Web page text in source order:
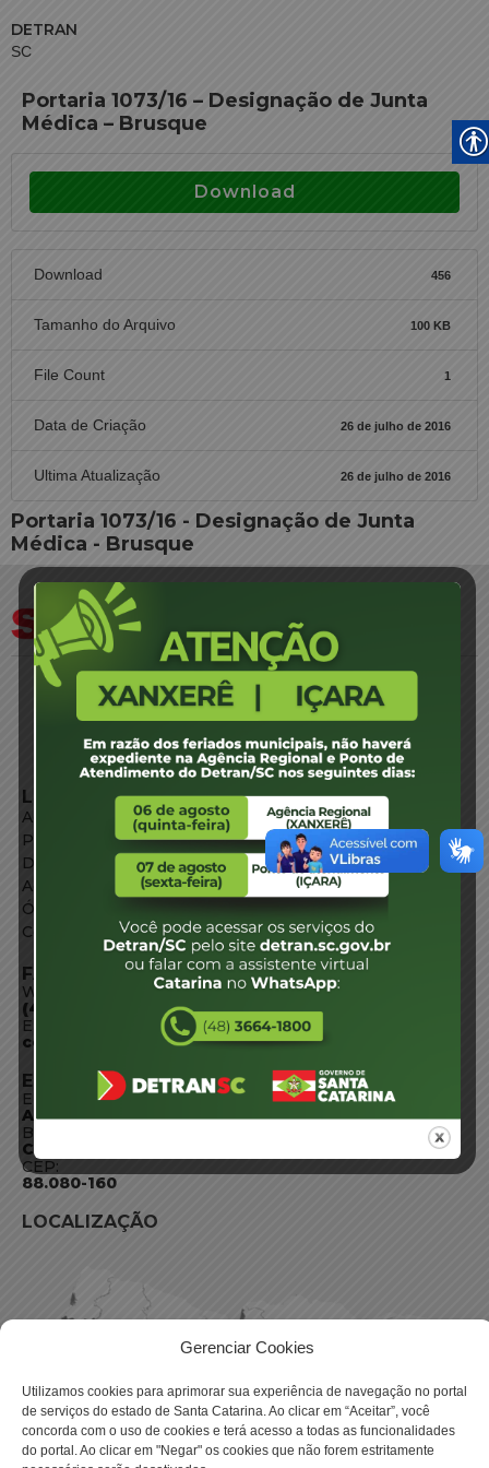
Gerenciar Cookies
Utilizamos cookies para aprimorar sua experiência de navegação no portal
de serviços do estado de Santa Catarina. Ao clicar em “Aceitar”, você
concorda com o uso de cookies e terá acesso a todas as funcionalidades
do portal. Ao clicar em "Negar" os cookies que não forem estritamente
DETRAN
SC
Portaria 1073/16 – Designação de Junta
Médica – Brusque
Download
Download 456
Tamanho do Arquivo 100 KB
File Count 1
Data de Criação 26 de julho de 2016
Ultima Atualização 26 de julho de 2016
Portaria 1073/16 - Designação de Junta
Médica - Brusque
LINKS EXTERNOS
Agência de Notícias
Portal de Serviços
Diário Oficial
Acesso à Informação
Órgãos do Governo
Conheça SC
FALE CONOSCO
WhatsApp:
(48) 3664-1800
E-mail:
centraldeinformacoes@detran.sc.gov.br
ENDEREÇO
Endereço:
Av. Almirante Tamandaré - 480
Bairro:
Coqueiros, Florianópolis SC
CEP:
88.080-160
LOCALIZAÇÃO